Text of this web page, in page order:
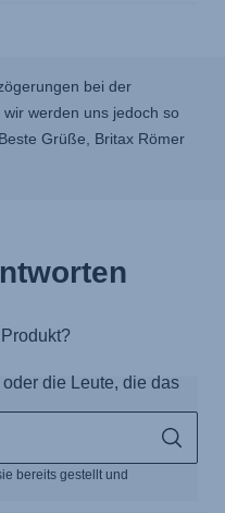
bei der
werden uns jedoch so
Grüße, Britax Römer